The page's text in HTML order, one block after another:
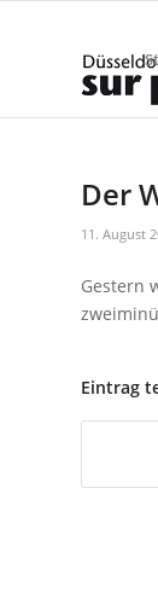
Der
11. August
Gestern
Eintrag